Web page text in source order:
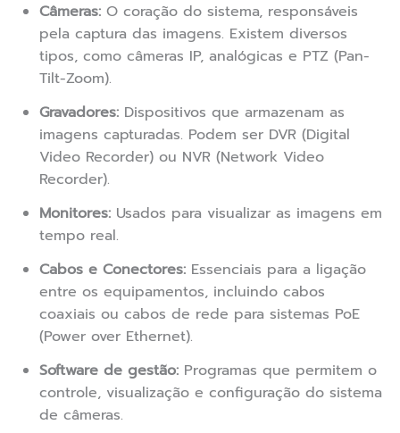
Câmeras: O coração do sistema, responsáveis
pela captura das imagens. Existem diversos
tipos, como câmeras IP, analógicas e PTZ (Pan-
Tilt-Zoom).
Gravadores: Dispositivos que armazenam as
imagens capturadas. Podem ser DVR (Digital
Video Recorder) ou NVR (Network Video
Recorder).
Monitores: Usados para visualizar as imagens em
tempo real.
Cabos e Conectores: Essenciais para a ligação
entre os equipamentos, incluindo cabos
coaxiais ou cabos de rede para sistemas PoE
(Power over Ethernet).
Software de gestão: Programas que permitem o
controle, visualização e configuração do sistema
de câmeras.